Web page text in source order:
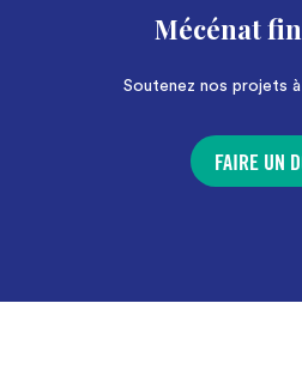
Mécénat
Soutenez nos projets
FAIRE UN